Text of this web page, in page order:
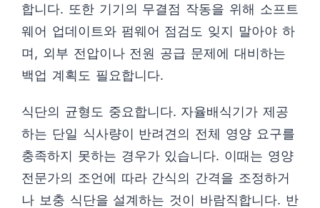
합니다. 또한 기기의 무결점 작동을 위해 소프트
웨어 업데이트와 펌웨어 점검도 잊지 말아야 하
며, 외부 전압이나 전원 공급 문제에 대비하는
백업 계획도 필요합니다.
식단의 균형도 중요합니다. 자율배식기가 제공
하는 단일 식사량이 반려견의 전체 영양 요구를
충족하지 못하는 경우가 있습니다. 이때는 영양
전문가의 조언에 따라 간식의 간격을 조정하거
나 보충 식단을 설계하는 것이 바람직합니다. 반